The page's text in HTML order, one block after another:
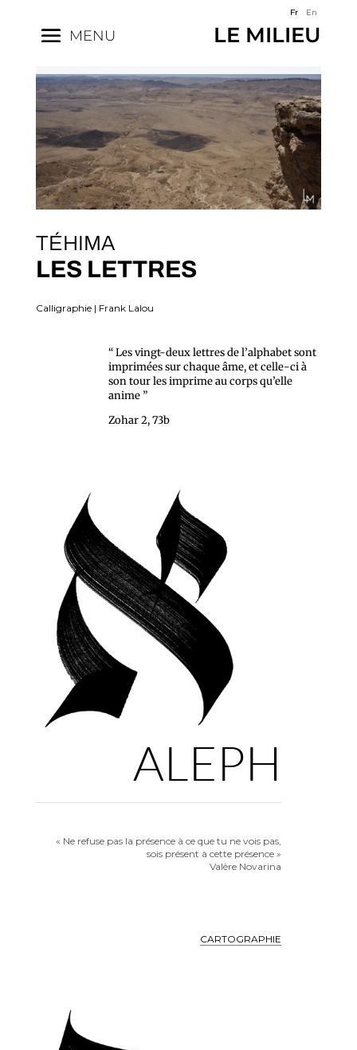
Fr En
LE MILIEU
MENU
TÉHIMA
LES LETTRES
Calligraphie | Frank Lalou
“ Les vingt-deux lettres de l’alphabet sont
imprimées sur chaque âme, et celle-ci à
son tour les imprime au corps qu’elle
anime ”
Zohar 2, 73b
ALEPH
« Ne refuse pas la présence à ce que tu ne vois pas,
sois présent à cette présence »
Valère Novarina
CARTOGRAPHIE